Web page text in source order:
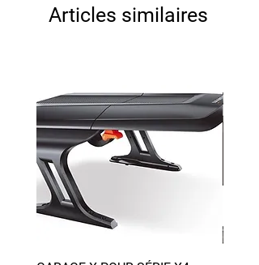
Articles similaires